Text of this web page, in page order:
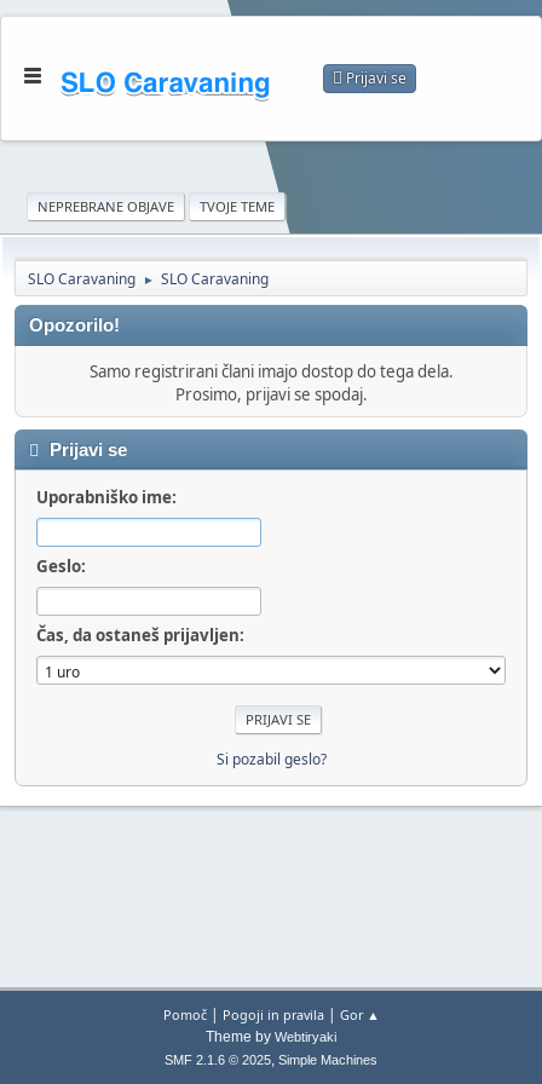
Prijavi se
NEPREBRANE OBJAVE TVOJE TEME
SLO Caravaning ► SLO Caravaning
Opozorilo!
Samo registrirani člani imajo dostop do tega dela.
Prosimo, prijavi se spodaj.
Prijavi se
Uporabniško ime:
Geslo:
Čas, da ostaneš prijavljen:
Si pozabil geslo?
Pomoč| Pogoji in pravila| Gor ▲
Theme by Webtiryaki
SMF 2.1.6 © 2025, Simple Machines